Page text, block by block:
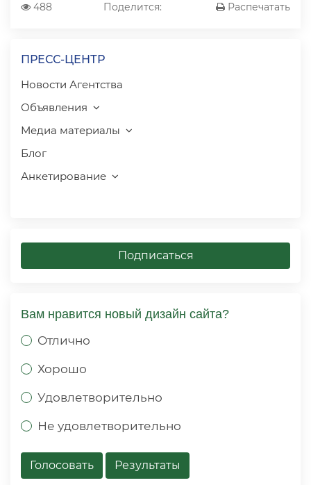
488 Поделится: Распечатать
ПРЕСС-ЦЕНТР
Новости Агентства
Объявления
Медиа материалы
Блог
Анкетирование
Подписаться
Вам нравится новый дизайн сайта?
Отлично
Хорошо
Удовлетворительно
Не удовлетворительно
Голосовать Результаты